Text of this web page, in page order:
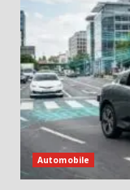
Automobile